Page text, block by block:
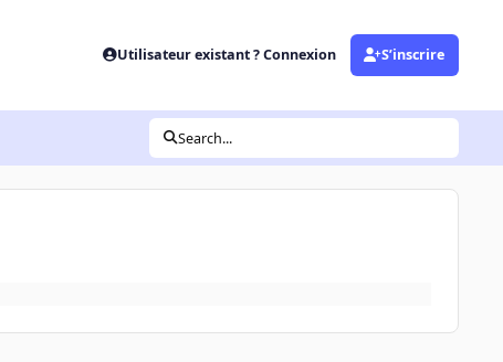
Utilisateur existant ? Connexion S’inscrire
Search...